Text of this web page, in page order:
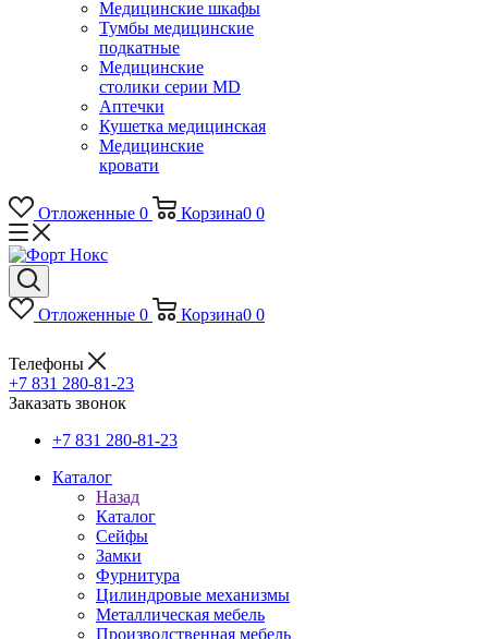
Медицинские шкафы
Тумбы медицинские
подкатные
Медицинские
столики серии MD
Аптечки
Кушетка медицинская
Медицинские
кровати
Отложенные 0 Корзина0 0
Отложенные 0 Корзина0 0
Телефоны
+7 831 280-81-23
Заказать звонок
+7 831 280-81-23
Каталог
Назад
Каталог
Сейфы
Замки
Фурнитура
Цилиндровые механизмы
Металлическая мебель
Производственная мебель